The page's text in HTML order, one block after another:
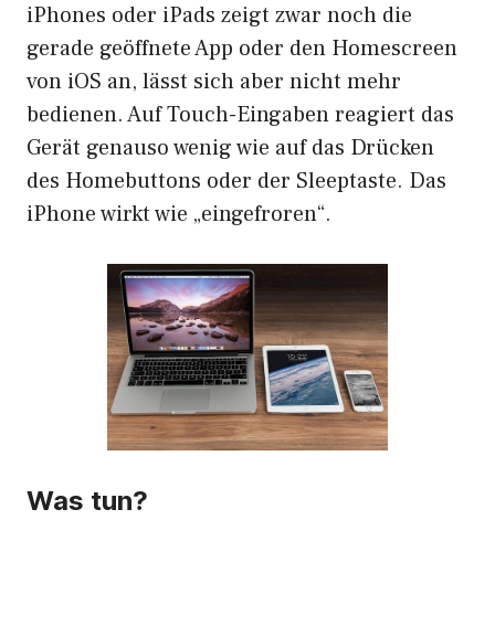
iPhones oder iPads zeigt zwar noch die
gerade geöffnete App oder den Homescreen
von iOS an, lässt sich aber nicht mehr
bedienen. Auf Touch-Eingaben reagiert das
Gerät genauso wenig wie auf das Drücken
des Homebuttons oder der Sleeptaste. Das
iPhone wirkt wie „eingefroren“.
Was tun?